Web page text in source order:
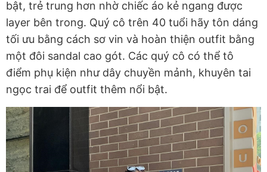
bật, trẻ trung hơn nhờ chiếc áo kẻ ngang được
layer bên trong. Quý cô trên 40 tuổi hãy tôn dáng
tối ưu bằng cách sơ vin và hoàn thiện outfit bằng
một đôi sandal cao gót. Các quý cô có thể tô
điểm phụ kiện như dây chuyền mảnh, khuyên tai
ngọc trai để outfit thêm nổi bật.